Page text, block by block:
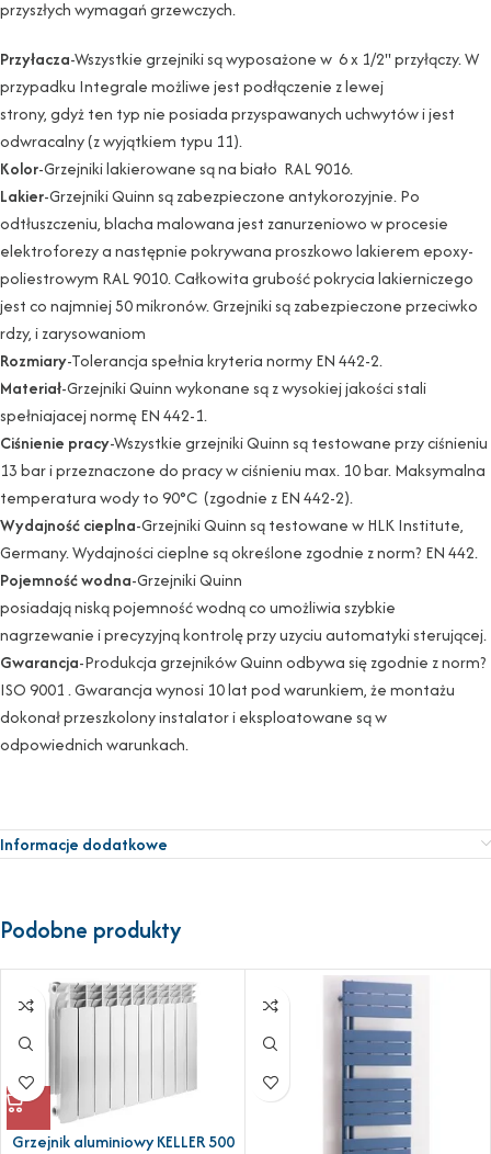
przyszłych wymagań grzewczych.
Przyłacza-Wszystkie grzejniki są wyposażone w 6 x 1/2" przyłączy. W
przypadku Integrale możliwe jest podłączenie z lewej
strony, gdyż ten typ nie posiada przyspawanych uchwytów i jest
odwracalny (z wyjątkiem typu 11).
Kolor-Grzejniki lakierowane są na biało RAL 9016.
Lakier-Grzejniki Quinn są zabezpieczone antykorozyjnie. Po
odtłuszczeniu, blacha malowana jest zanurzeniowo w procesie
elektroforezy a następnie pokrywana proszkowo lakierem epoxy-
poliestrowym RAL 9010. Całkowita grubość pokrycia lakierniczego
jest co najmniej 50 mikronów. Grzejniki są zabezpieczone przeciwko
rdzy, i zarysowaniom
Rozmiary-Tolerancja spełnia kryteria normy EN 442-2.
Materiał-Grzejniki Quinn wykonane są z wysokiej jakości stali
spełniajacej normę EN 442-1.
Ciśnienie pracy-Wszystkie grzejniki Quinn są testowane przy ciśnieniu
13 bar i przeznaczone do pracy w ciśnieniu max. 10 bar. Maksymalna
temperatura wody to 90°C (zgodnie z EN 442-2).
Wydajność cieplna-Grzejniki Quinn są testowane w HLK Institute,
Germany. Wydajności cieplne są określone zgodnie z norm? EN 442.
Pojemność wodna-Grzejniki Quinn
posiadają niską pojemność wodną co umożliwia szybkie
nagrzewanie i precyzyjną kontrolę przy uzyciu automatyki sterującej.
Gwarancja-Produkcja grzejników Quinn odbywa się zgodnie z norm?
ISO 9001 . Gwarancja wynosi 10 lat pod warunkiem, że montażu
dokonał przeszkolony instalator i eksploatowane są w
odpowiednich warunkach.
Informacje dodatkowe
Podobne produkty
Grzejnik aluminiowy KELLER 500